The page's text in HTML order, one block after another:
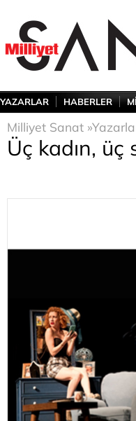
YAZARLAR HABERLER
Milliyet Sanat »
Üç kadın,